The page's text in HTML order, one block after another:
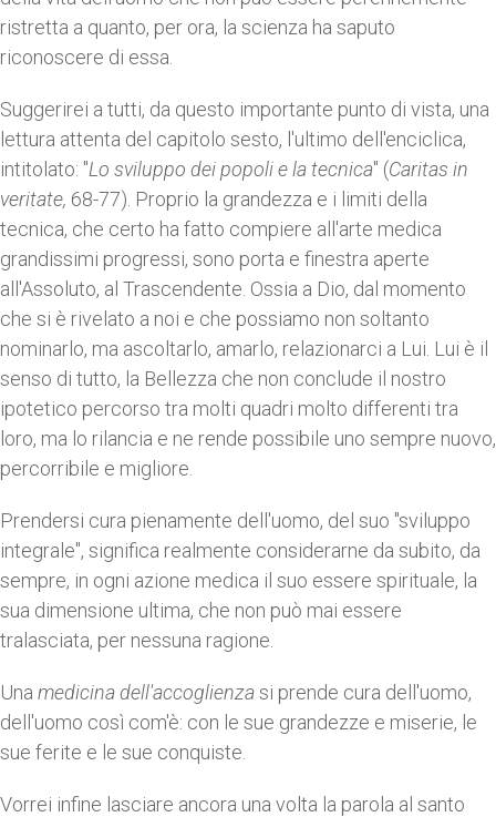
ristretta a quanto, per ora, la scienza ha saputo
riconoscere di essa.
Suggerirei a tutti, da questo importante punto di vista, una
lettura attenta del capitolo sesto, l'ultimo dell'enciclica,
intitolato: "Lo sviluppo dei popoli e la tecnica" (Caritas in
veritate, 68-77). Proprio la grandezza e i limiti della
tecnica, che certo ha fatto compiere all'arte medica
grandissimi progressi, sono porta e finestra aperte
all'Assoluto, al Trascendente. Ossia a Dio, dal momento
che si è rivelato a noi e che possiamo non soltanto
nominarlo, ma ascoltarlo, amarlo, relazionarci a Lui. Lui è il
senso di tutto, la Bellezza che non conclude il nostro
ipotetico percorso tra molti quadri molto differenti tra
loro, ma lo rilancia e ne rende possibile uno sempre nuovo,
percorribile e migliore.
Prendersi cura pienamente dell'uomo, del suo "sviluppo
integrale", significa realmente considerarne da subito, da
sempre, in ogni azione medica il suo essere spirituale, la
sua dimensione ultima, che non può mai essere
tralasciata, per nessuna ragione.
Una medicina dell'accoglienzasi prende cura dell'uomo,
dell'uomo così com'è: con le sue grandezze e miserie, le
sue ferite e le sue conquiste.
Vorrei infine lasciare ancora una volta la parola al santo